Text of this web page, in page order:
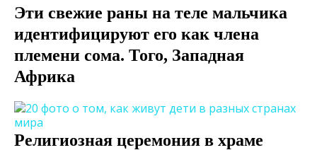
Эти свежие раны на теле мальчика
идентифицируют его как члена
племени сома. Того, Западная
Африка
Религиозная церемония в храме